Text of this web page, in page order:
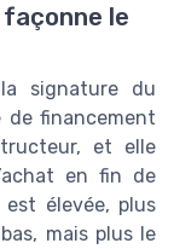
le
signature du
de financement
et elle
en fin de
élevée, plus
mais plus le